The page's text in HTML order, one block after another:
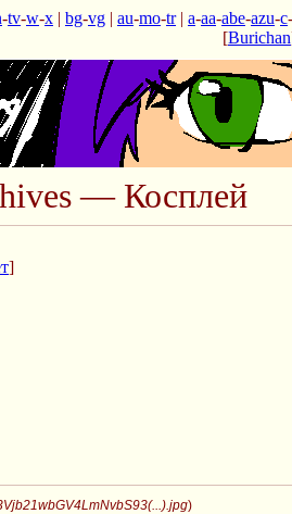
-tv-w-x | bg-vg | au-mo-tr| a-aa-abe-azu-c-
[Burichan
— Косплей
]
)